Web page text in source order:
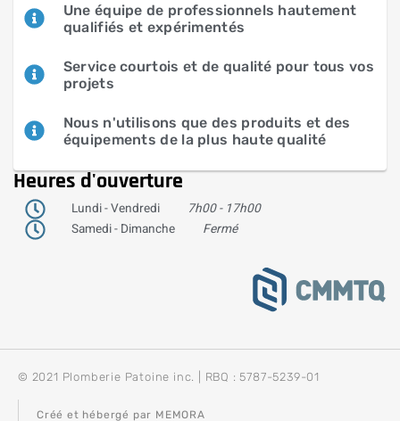
Une équipe de professionnels hautement
qualifiés et expérimentés
Service courtois et de qualité pour tous vos
projets
Nous n'utilisons que des produits et des
équipements de la plus haute qualité
Heures d'ouverture
Lundi - Vendredi
7h00 - 17h00
Samedi - Dimanche
Fermé
© 2021 Plomberie Patoine inc. | RBQ : 5787-5239-01
Créé et hébergé par MEMORA